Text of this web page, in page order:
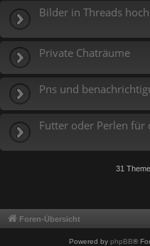
Bilder in Threads
Private Chaträume
Pns und
Futter oder Perlen für
31
Foren-Übersicht
Powered by phpBB®